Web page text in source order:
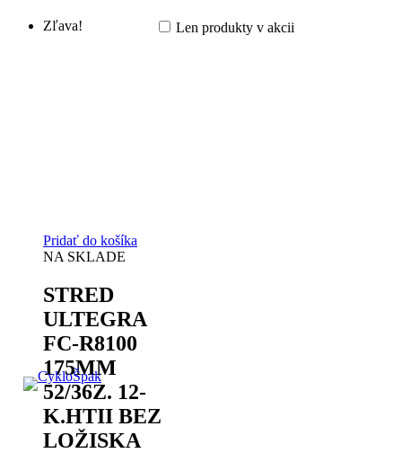
Len produkty v akcii
Zľava!
Pridať do košíka
NA SKLADE
STRED
ULTEGRA
FC-R8100
175MM
52/36Z. 12-
K.HTII BEZ
LOŽISKA